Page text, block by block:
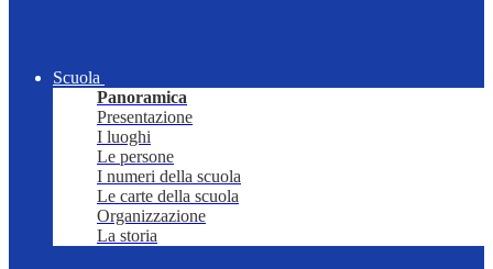
Scuola
Panoramica
Presentazione
I luoghi
Le persone
I numeri della scuola
Le carte della scuola
Organizzazione
La storia